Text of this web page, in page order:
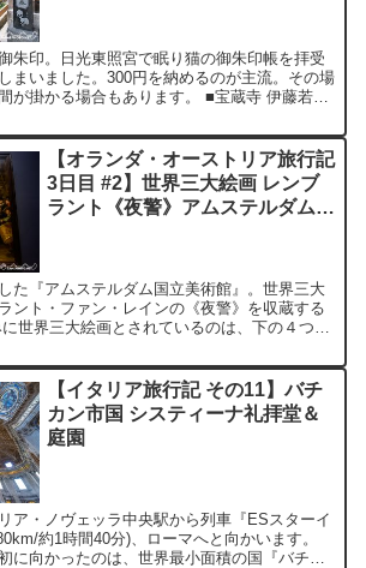
朱印。日光東照宮で眠り猫の御朱印帳を拝受
まいました。300円を納めるのが主流。その場
が掛かる場合もあります。 ■宝蔵寺 伊藤若冲
【オランダ・オーストリア旅行記
3日目 #2】世界三大絵画 レンブ
ラント《夜警》アムステルダム国
た『アムステルダム国立美術館』。世界三大
ント・ファン・レインの《夜警》を収蔵する
世界三大絵画とされているのは、下の４つ
【イタリア旅行記 その11】バチ
カン市国 システィーナ礼拝堂＆
庭園
ア・ノヴェッラ中央駅から列車『ESスターイ
約1時間40分)、ローマへと向かいます。
に向かったのは、世界最小面積の国『バチカ